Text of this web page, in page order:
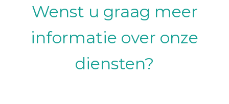
Wenst u graag meer
informatie over onze
diensten?